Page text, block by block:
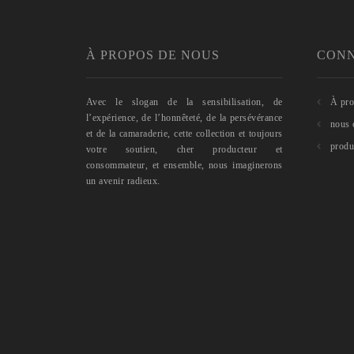
À PROPOS DE NOUS
Avec le slogan de la sensibilisation, de
l’expérience, de l’honnêteté, de la persévérance
et de la camaraderie, cette collection et toujours
votre soutien, cher producteur et
consommateur, et ensemble, nous imaginerons
un avenir radieux.
À
nous